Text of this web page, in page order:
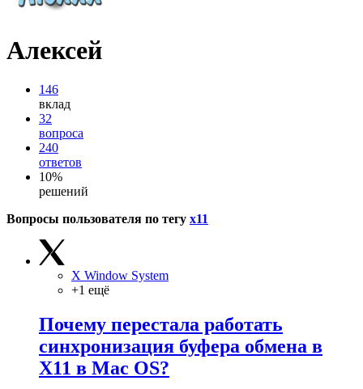
Алексей
146
вклад
32
вопроса
240
ответов
10%
решений
Вопросы пользователя по тегу x11
X Window System
+1 ещё
Почему перестала работать
синхронизация буфера обмена в
X11 в Mac OS?